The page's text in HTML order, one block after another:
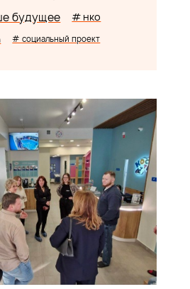
будущее # нко
# социальный проект